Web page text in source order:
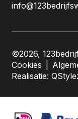
©2026,
Cookies
Realisatie: